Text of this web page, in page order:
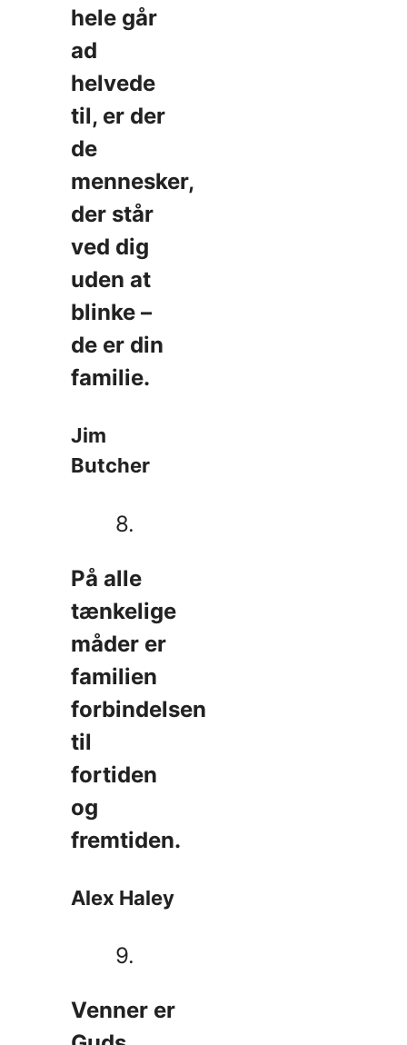
hele går
ad
helvede
til, er der
de
mennesker,
der står
ved dig
uden at
blinke –
de er din
familie.
Jim
Butcher
8.
På alle
tænkelige
måder er
familien
forbindelsen
til
fortiden
og
fremtiden.
Alex Haley
9.
Venner er